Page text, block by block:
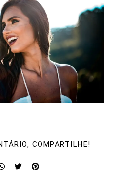
COMPARTILHE!